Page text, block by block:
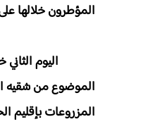
المؤطرون خلالها
اليوم الثاني
الموضوع من شقيه
المزروعات بإقليم